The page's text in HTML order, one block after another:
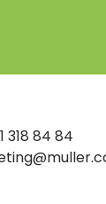
318 84 84